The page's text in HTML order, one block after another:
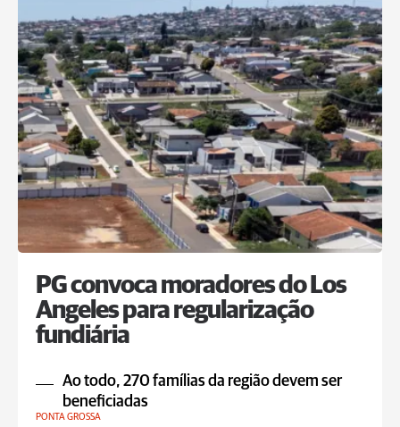
PG convoca moradores do Los
Angeles para regularização
fundiária
Ao todo, 270 famílias da região devem ser
beneficiadas
PONTA GROSSA